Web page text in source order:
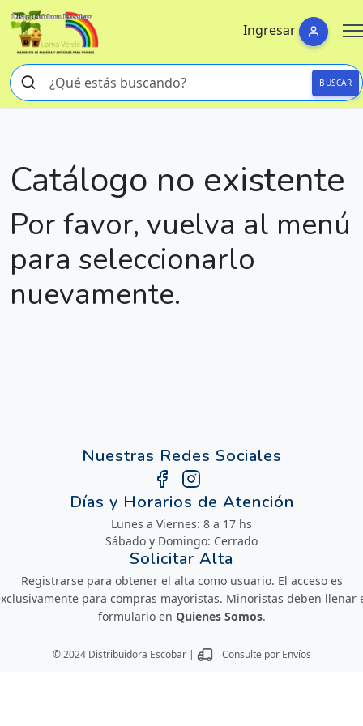
Ingresar
BUSCAR
Catálogo no existente
Por favor, vuelva al menú
para seleccionarlo
nuevamente.
Nuestras Redes Sociales
Días y Horarios de Atención
Lunes a Viernes: 8 a 17 hs
Sábado y Domingo: Cerrado
Solicitar Alta
Registrarse para obtener el alta como usuario. El acceso es
para compras mayoristas. Minoristas deben llenar
formulario en Quienes Somos.
© 2024 Distribuidora Escobar | Consulte por Envíos